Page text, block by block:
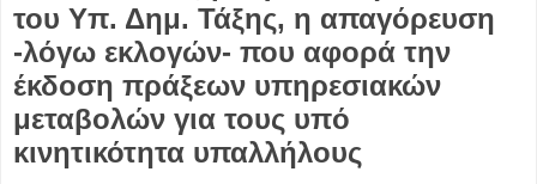
του Υπ. Δημ. Τάξης, η απαγόρευση
-λόγω εκλογών- που αφορά την
έκδοση πράξεων υπηρεσιακών
μεταβολών για τους υπό
κινητικότητα υπαλλήλους